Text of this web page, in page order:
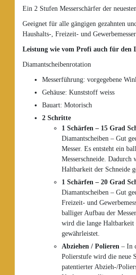
Ein 2 Stufen Messerschärfer der
Geeignet für alle gängigen gezahnten
Haushalts-, Freizeit- und Gewerbemesser
Leistung wie vom Profi auch für den
Diamantscheibenrotation
Messerführung: vorgegebene
Gehäuse: Kunststoff weiss
Bauart: Motorisch
2 Schritte
1 Schärfen – 15 Grad
Diamantscheiben – Gut
Messer. Es entsteht ein
Messerschneide. Dadurch
Haltbarkeit der Schneide
1 Schärfen – 20 Grad
Diamantscheiben – Gut
Freizeit- und
balliger Aufbau der
wird die lange Haltbarkeit
gewährleistet.
Abziehen / Polieren – In
Polierstufe wird die neue
patentierter Abzieh-/